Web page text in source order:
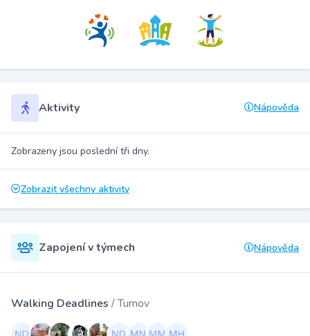
Aktivity Nápověda
Zobrazeny jsou poslední tři dny.
Zobrazit všechny aktivity
Zapojení v týmech Nápověda
Walking Deadlines / Turnov